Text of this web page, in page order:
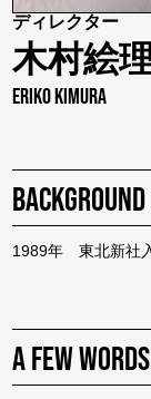
ディレクター
木村絵
ERIKO KIMURA
BACKGROUND
1989年 東北新社
A FEW WORDS